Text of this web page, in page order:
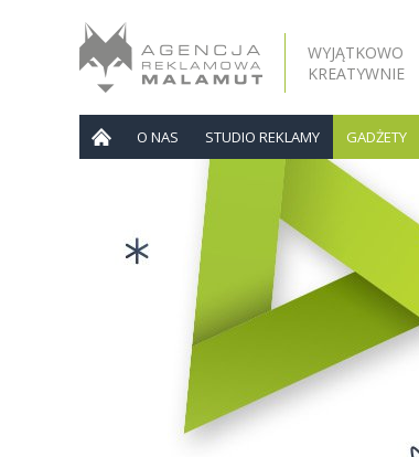
WYJĄTKOWO
KREATYWNIE
O NAS STUDIO REKLAMY GADŻETY